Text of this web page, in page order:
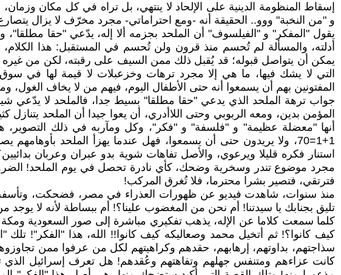
إسقاط المنظومة الدينية على الإلحاد لا ينتهي، بل تراه في كل مكان
و "من النخبة" ووو.. الحقيقة أنه -ومع احتراماتي- مجرد مخرّف لا يزال
يقول "المفكر" و "الفيلسوف" أن الملحد بجزمه ألا إله، يدّعي "حقا
أدلته، والمسألة لم تُحسم منذ قرون ولن تُحسم في المستقبل: هذا
يمكن أن يتواصل قبوله؛ قد يُقبل ذلك ممن السيف على رقبته، لكن من غيره
التي لا يشك فيها، ما هي إلا مجرد ترهات وخزعبلات لا قيمة لها في
المفتونين بهم أن يسمعوا أنه حتى الأطفال اليوم، فيهم من لا يخاف الغول،
جواب ترهة الملحد الذي يدعي "حقا مطلقا" بسيط جدا، فالملحد لا يدّعي
المؤمن بدين، ومعه الربوبي وحتى اللاأدري، أن يعوا جيدا أن الملحد يتنازل
أنها "معضلة عظيمة" و "فلسفة" و "فكر"، وكل ومآربه في ذلك التصوير،
1+1=70، ولا يريدون حتى أن يسمعوا، فهل عندما يهزأ الملحد
استنار فكره قليلا ويرعوي، والأصل تفاهات شوية بدو عبران وعربان
مجرد موضوع تندر وسخرية وضحك، كأي نادرة تحصل في يوم الملحد!
فترتقي، فتصير بشرا محترما، فلا تُغرق المركب!
منذ سنوات، شاهدت فيديو عن ظهورات العذراء في مصر، فضحكت، وتأسفت،
تليق بجنابك يا سيدتنا! أم نحن من المغضوب علينا؟! أم ببساطة لأنه لا يوجد
كلما سمعت كلاما عن الإله، يذهب تفكيري مباشرة إلى صور السعودية
كيف كانوا؟! ثم أتخيل محمد وصعاليكه كيف كانوا!! الله، هذا "الفكر"! تلك
سذاجتهم، بداوتهم، إرهابهم، حقدهم وكراهيتهم لكل من عرفوا ممن
كانت عزاءهم ومتنفس جهلهم وتفاهتهم وعُقدهم! هل تعرف إسرائيل